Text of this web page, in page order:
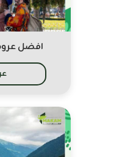
افضل